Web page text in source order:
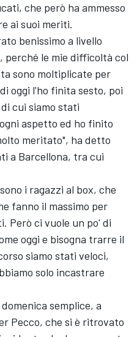
che però ha ammesso
ai suoi meriti.
benissimo a livello
perché le mie difficoltà col
sono moltiplicate per
oggi l'ho finita sesto, poi
cui siamo stati
aspetto ed ho finito
meritato", ha detto
a Barcellona, tra cui
i ragazzi al box, che
fanno il massimo per
Però ci vuole un po' di
oggi e bisogna trarre il
siamo stati veloci,
solo incastrare
semplice, a
Pecco, che si è ritrovato